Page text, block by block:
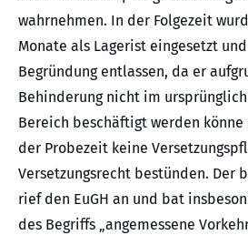
wahrnehmen. In der Folgezeit
Monate als Lagerist eingesetzt
Begründung entlassen, da er
Behinderung nicht im
Bereich beschäftigt werden
der Probezeit keine
Versetzungsrecht bestünden. Der
rief den EuGH an und bat
des Begriffs „angemessene